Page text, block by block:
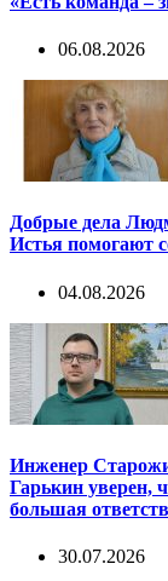
06.08.2026
Добрые дела
Истья помогают
04.08.2026
Инженер
Гарькин уверен,
большая
30.07.2026